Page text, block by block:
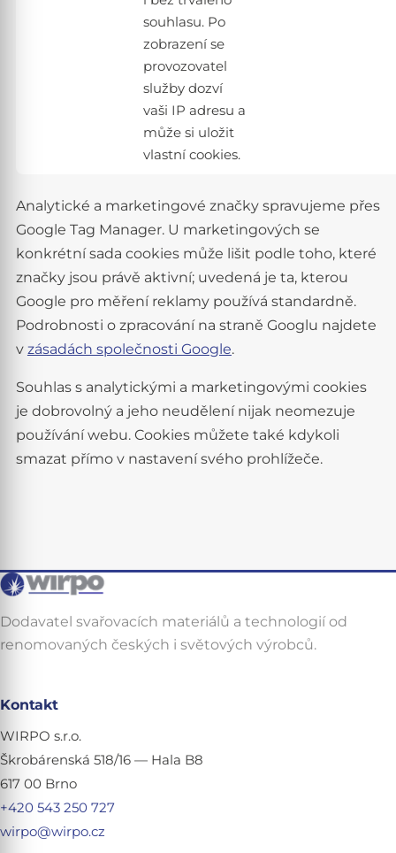
souhlasu. Po
zobrazení se
provozovatel
služby dozví
vaši IP adresu a
může si uložit
vlastní cookies.
Analytické a marketingové značky spravujeme přes
Google Tag Manager. U marketingových se
konkrétní sada cookies může lišit podle toho, které
značky jsou právě aktivní; uvedená je ta, kterou
Google pro měření reklamy používá standardně.
Podrobnosti o zpracování na straně Googlu najdete
v zásadách společnosti Google.
Souhlas s analytickými a marketingovými cookies
je dobrovolný a jeho neudělení nijak neomezuje
používání webu. Cookies můžete také kdykoli
smazat přímo v nastavení svého prohlížeče.
Dodavatel svařovacích materiálů a technologií od
renomovaných českých i světových výrobců.
Kontakt
WIRPO s.r.o.
Škrobárenská 518/16 — Hala B8
617 00 Brno
+420 543 250 727
wirpo@wirpo.cz